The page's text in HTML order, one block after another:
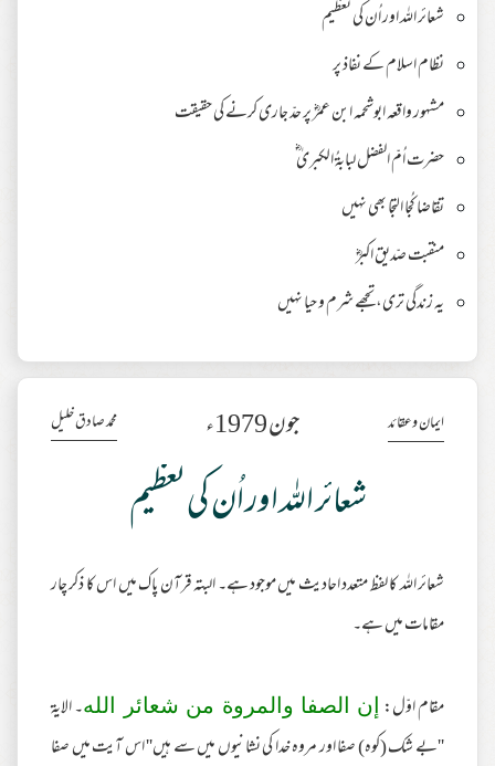
شعائر اللہ اور اُن کی تعظیم
نظام اسلام کے نفاذ پر
مشہور واقعہ ابوشحمہ ابن عمرؓ پر حدّ جاری کرنے کی حقیقت
حضرت اُمّ الفضل لبابۃُ الکبریٰ ؓ
تقاضا کُجا التجا بھی نہیں
منقبت صّدیق اکبرؓ
یہ زندگی تری، تجھے شرم و حیا نہیں
ایمان وعقائد جون 1979ء محمد صادق خلیل
شعائر اللہ اور اُن کی تعظیم
شعائر اللہ کا لفظ متعدد احادیث میں موجود ہے۔ البتہ قرآن پاک میں اس کا ذکر چار
مقامات میں ہے۔
مقام اوّل: إن الصفا والمروة من شعائر الله۔ الایۃ
''بے شک (کوہ) صفا اور مروہ خدا کی نشانیوں میں سے ہیں'' اس آیت میں صفا